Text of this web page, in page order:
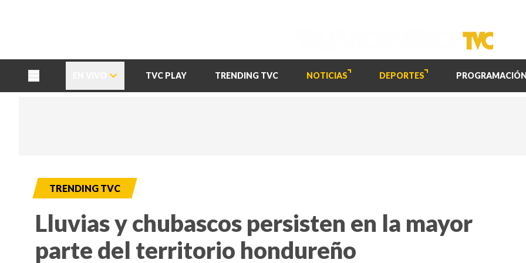
TVC PLAY TRENDING TVC NOTICIAS DEPORTES PROGRAMACIÓN
TRENDING TVC
Lluvias y chubascos persisten en la mayor
parte del territorio hondureño